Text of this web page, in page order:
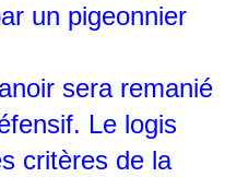
un pigeonnier
sera remanié
Le logis
critères de la